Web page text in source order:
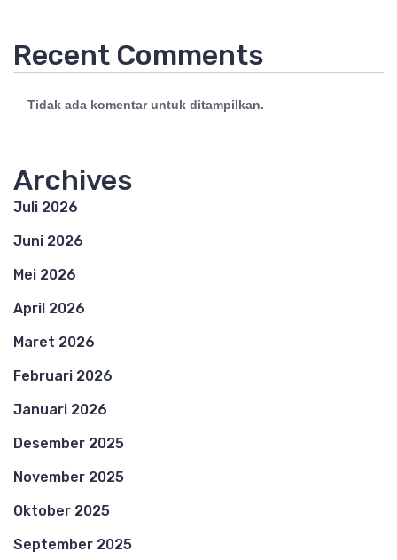
Recent Comments
Tidak ada komentar untuk ditampilkan.
Archives
Juli 2026
Juni 2026
Mei 2026
April 2026
Maret 2026
Februari 2026
Januari 2026
Desember 2025
November 2025
Oktober 2025
September 2025